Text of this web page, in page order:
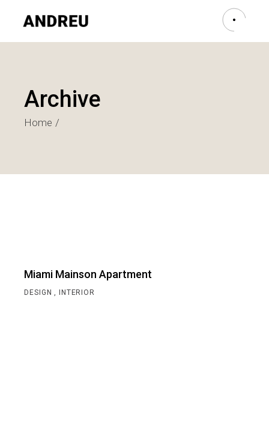
Archive
Home
Miami Mainson Apartment
DESIGN INTERIOR